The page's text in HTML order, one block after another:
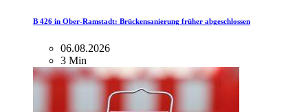
B 426 in Ober-Ramstadt: Brückensanierung früher abgeschlossen
06.08.2026
3 Min